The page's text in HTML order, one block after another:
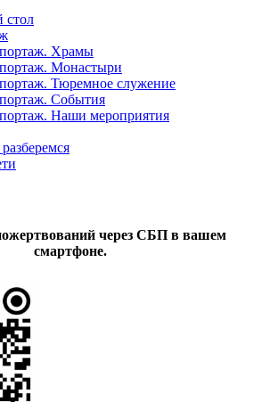
стол
Храмы
Монастыри
Тюремное служение
События
Наши мероприятия
через СБП в вашем
смартфоне.